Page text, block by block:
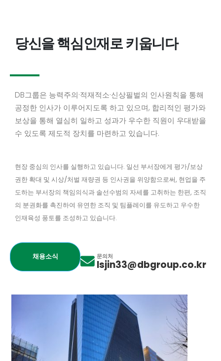
당신을 핵심인재로 키웁니다
DB그룹은 능력주의·적재적소·신상필벌의 인사원칙을 통해
공정한 인사가 이루어지도록 하고 있으며, 합리적인 평가와
보상을 통해 열심히 일하고 성과가 우수한 직원이 우대받을
수 있도록 제도적 장치를 마련하고 있습니다.
현장 중심의 인사를 실행하고 있습니다. 일선 부서장에게 평가/보상
권한 확대 및 시상/처벌 재량권 등 인사권을 위양함으로써, 현업을 주
도하는 부서장의 책임의식과 솔선수범의 자세를 고취하는 한편, 조직
의 분권화를 촉진하여 유연한 조직 및 팀플레이를 유도하고 우수한
인재육성 풍토를 조성하고 있습니다.
채용소식 문의처
lsjin33@dbgroup.co.kr